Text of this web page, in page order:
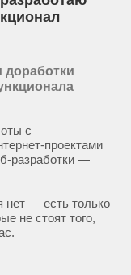
с
проектами
разработки —
— есть только
не стоят того,